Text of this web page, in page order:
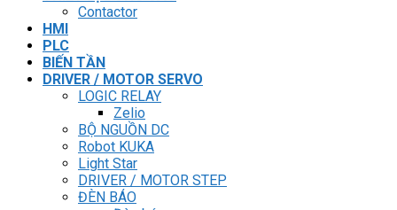
Contactor
HMI
PLC
BIẾN TẦN
DRIVER / MOTOR SERVO
LOGIC RELAY
Zelio
BỘ NGUỒN DC
Robot KUKA
Light Star
DRIVER / MOTOR STEP
ĐÈN BÁO